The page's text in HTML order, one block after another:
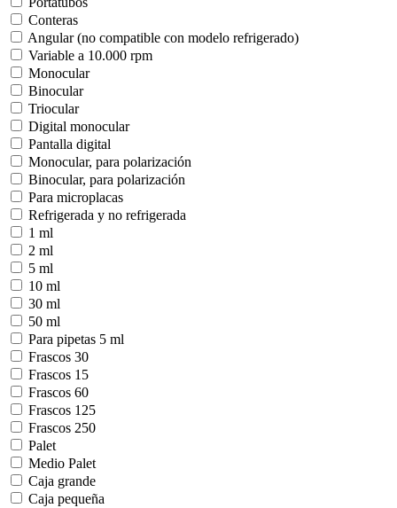
Conteras
Angular (no compatible con modelo refrigerado)
Variable a 10.000 rpm
Monocular
Binocular
Triocular
Digital monocular
Pantalla digital
Monocular, para polarización
Binocular, para polarización
Para microplacas
Refrigerada y no refrigerada
1 ml
2 ml
5 ml
10 ml
30 ml
50 ml
Para pipetas 5 ml
Frascos 30
Frascos 15
Frascos 60
Frascos 125
Frascos 250
Palet
Medio Palet
Caja grande
Caja pequeña